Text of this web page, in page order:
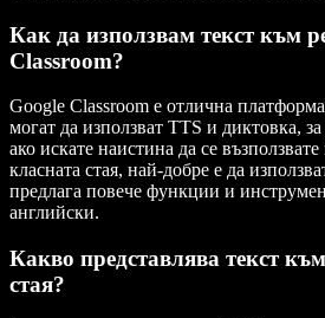
Как да използвам текст към
Classroom?
Google Classroom е отлична
могат да използват TTS и диктовка,
ако искате наистина да се
класната стая, най-добре е да
предлага повече функции и
английски.
Какво представлява текст
стая?